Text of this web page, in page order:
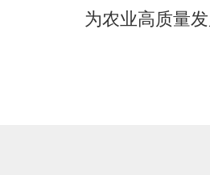
为农业高质量